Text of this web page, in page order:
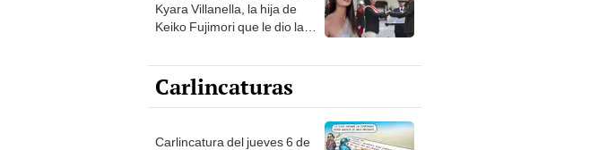
Kyara Villanella, la hija de
Keiko Fujimori que le dio la
Carlincaturas
Carlincatura del jueves 6 de